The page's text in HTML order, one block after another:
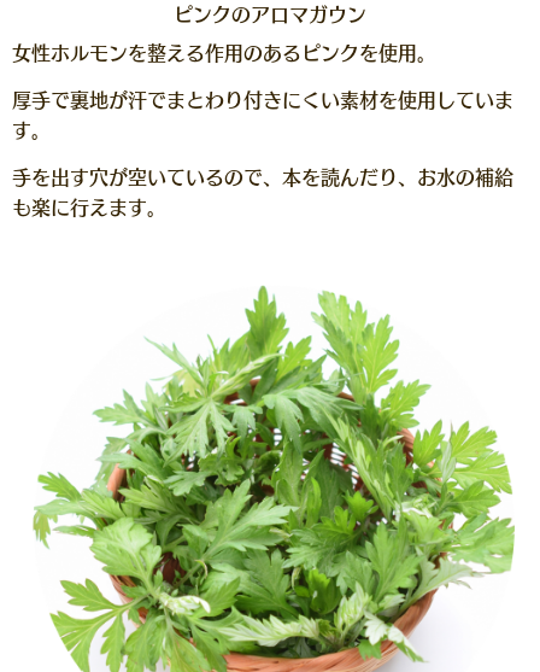
ピンクのアロマガウン
女性ホルモンを整える作用のあるピンクを使用。
厚手で裏地が汗でまとわり付きにくい素材を使用していま
す。
手を出す穴が空いているので、本を読んだり、お水の補給
も楽に行えます。